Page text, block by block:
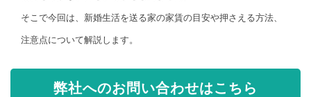
そこで今回は、新婚生活を送る家の家賃の目安や押さえる方法、
注意点について解説します。
弊社へのお問い合わせはこちら